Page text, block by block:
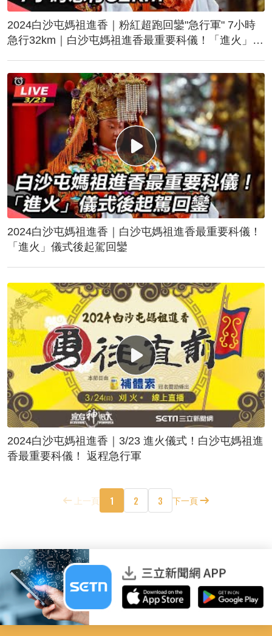
2024白沙屯媽祖進香｜粉紅超跑回鑾"急行軍" 7小時
急行32km｜白沙屯媽祖進香最重要科儀！「進火」儀
2024白沙屯媽祖進香｜白沙屯媽祖進香最重要科儀！
「進火」儀式後起駕回鑾
2024白沙屯媽祖進香｜3/23 進火儀式！白沙屯媽祖進
香最重要科儀！ 返程急行軍
上一頁 1 2 3 下一頁